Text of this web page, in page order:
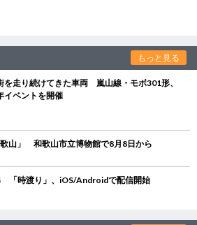
もっと見る
を走り続けてきた車両 嵐山線・モボ301形、
イベントを開催
山」 和歌山市立博物館で8月8日から
「時渡り」、iOS/Androidで配信開始